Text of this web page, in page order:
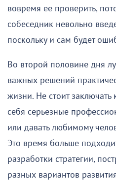
вовремя ее проверить,
собеседник невольно
поскольку и сам будет
Во второй половине дня
важных решений
жизни. Не стоит заключать
себя серьезные
или давать любимому
Это время больше
разработки стратегии,
разных вариантов